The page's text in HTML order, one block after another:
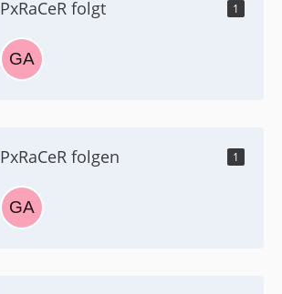
PxRaCeR folgt 1
PxRaCeR folgen 1